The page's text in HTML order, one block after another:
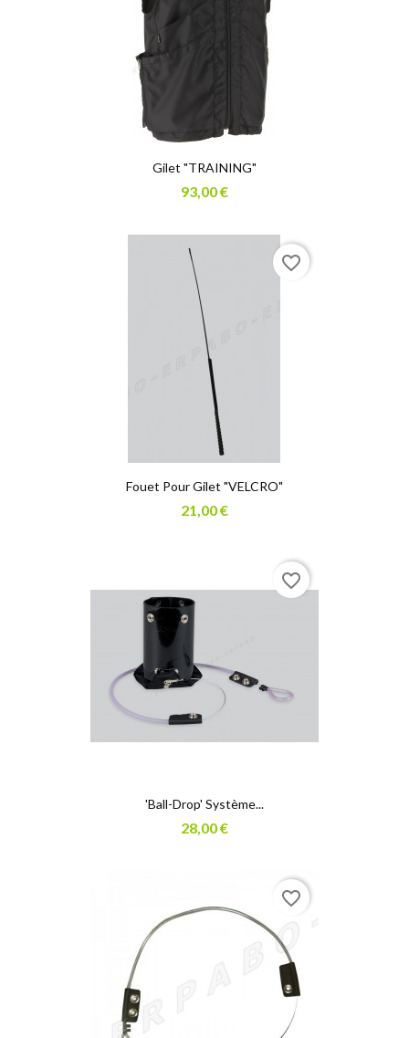
Gilet "TRAINING"
93,00 €
Fouet Pour Gilet "VELCRO"
21,00 €
favorite_border
'Ball-Drop' Système...
28,00 €
favorite_border
favorite_border